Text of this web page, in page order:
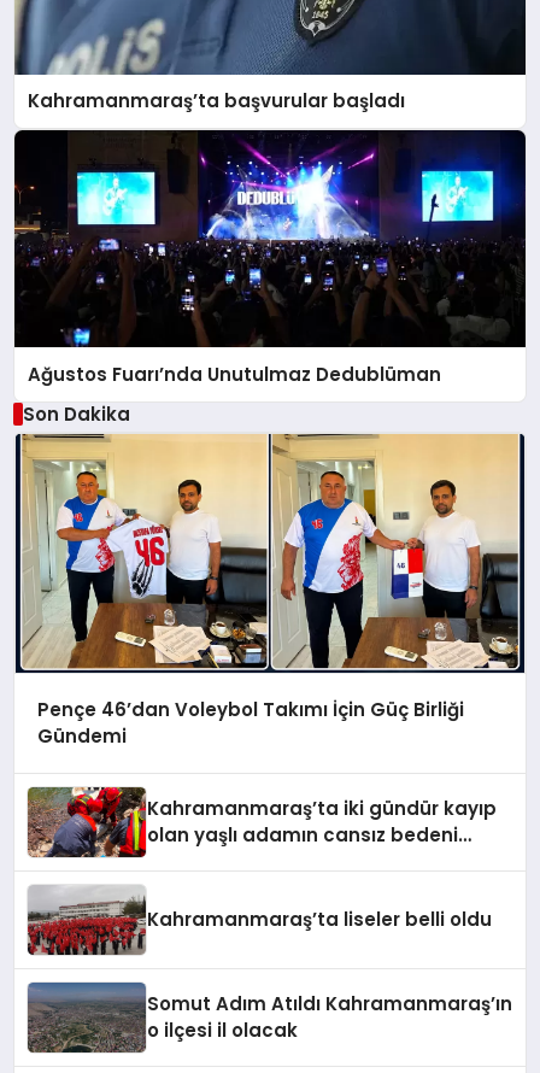
Kahramanmaraş’ta başvurular başladı
Ağustos Fuarı’nda Unutulmaz Dedublüman
Son Dakika
Pençe 46’dan Voleybol Takımı İçin Güç Birliği
Gündemi
Kahramanmaraş’ta iki gündür kayıp
olan yaşlı adamın cansız bedeni
Kahramanmaraş’ta liseler belli oldu
Somut Adım Atıldı Kahramanmaraş’ın
o ilçesi il olacak